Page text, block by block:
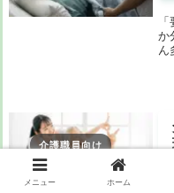
か
ん
介護職員向け
メニュー ホーム